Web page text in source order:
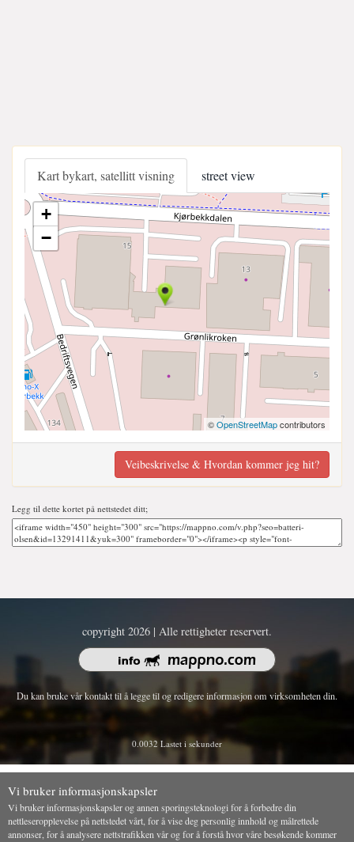
Kart bykart, satellitt visning street view
+
−
©OpenStreetMapcontributors
Veibeskrivelse & Hvordan kommer jeg hit?
Legg til dette kortet på nettstedet ditt;
copyright 2026 | Alle rettigheter reservert.
Du kan bruke vår kontakt til å legge til og redigere informasjon om virksomheten din.
0.0032 Lastet i sekunder
Vi bruker informasjonskapsler
Vi bruker informasjonskapsler og annen sporingsteknologi for å forbedre din
nettleseropplevelse på nettstedet vårt, for å vise deg personlig innhold og målrettede
annonser, for å analysere nettstrafikken vår og for å forstå hvor våre besøkende kommer